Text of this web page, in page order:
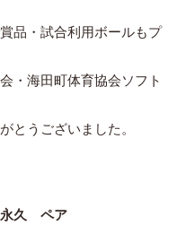
品・試合利用ボールもプ
・海田町体育協会ソフト
とうございました。
永久 ペア